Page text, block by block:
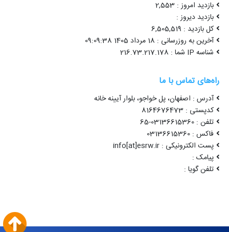
بازدید امروز : 2,553
بازدید دیروز :
کل بازدید : 6,505,519
آخرین به روزرسانی : 18 مرداد 1405 09:09:38
شناسه IP شما : 216.73.217.178
راه‌های تماس با ما
آدرس : اصفهان، پل خواجو، بلوار آیینه خانه
کدپستی : 8164676473
تلفن : 03136615360-65
فاکس : 03136615360
پست الکترونیکی : info[at]esrw.ir
پیامک :
تلفن گویا :